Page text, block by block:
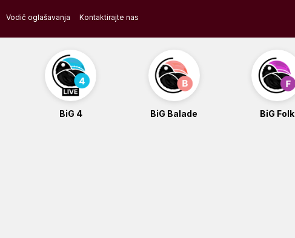
Vodič oglašavanja Kontaktirajte nas
BiG 4 BiG Balade BiG Folk